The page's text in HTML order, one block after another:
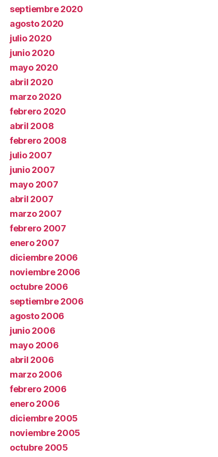
septiembre 2020
agosto 2020
julio 2020
junio 2020
mayo 2020
abril 2020
marzo 2020
febrero 2020
abril 2008
febrero 2008
julio 2007
junio 2007
mayo 2007
abril 2007
marzo 2007
febrero 2007
enero 2007
diciembre 2006
noviembre 2006
octubre 2006
septiembre 2006
agosto 2006
junio 2006
mayo 2006
abril 2006
marzo 2006
febrero 2006
enero 2006
diciembre 2005
noviembre 2005
octubre 2005